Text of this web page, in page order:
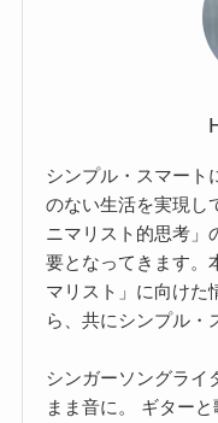
シンプル・スマート
のない生活を実現し
ニマリスト的思考」
要となってきます。
マリスト」に向けた
ら、共にシンプル・
シンガーソングライ
まま音に。 ギター